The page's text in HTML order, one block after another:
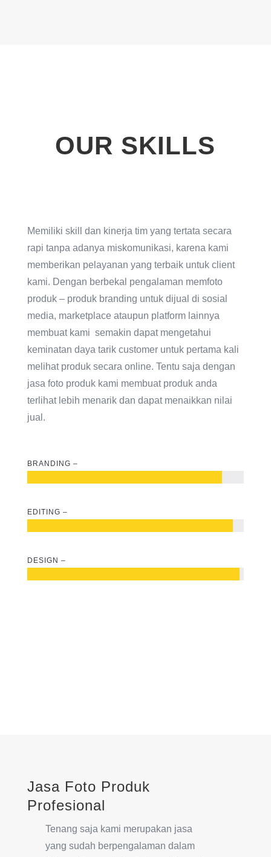
OUR SKILLS
Memiliki skill dan kinerja tim yang tertata secara
rapi tanpa adanya miskomunikasi, karena kami
memberikan pelayanan yang terbaik untuk client
kami. Dengan berbekal pengalaman memfoto
produk – produk branding untuk dijual di sosial
media, marketplace ataupun platform lainnya
membuat kami semakin dapat mengetahui
keminatan daya tarik customer untuk pertama kali
melihat produk secara online. Tentu saja dengan
jasa foto produk kami membuat produk anda
terlihat lebih menarik dan dapat menaikkan nilai
jual.
BRANDING –
EDITING –
DESIGN –
Jasa Foto Produk
Profesional
Tenang saja kami merupakan jasa
yang sudah berpengalaman dalam